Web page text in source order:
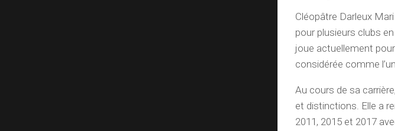
Cléopâtre Darleux
pour plusieurs clubs
joue actuellement
considérée comme
Au cours de sa
et distinctions. Elle a
2011, 2015 et 2017